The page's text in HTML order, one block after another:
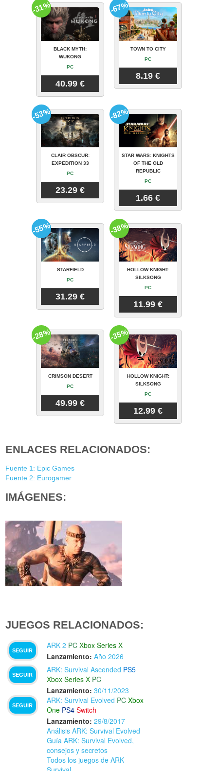
BLACK MYTH:
WUKONG
PC
40.99 €
-31%
TOWN TO CITY
PC
8.19 €
-67%
CLAIR OBSCUR:
EXPEDITION 33
PC
23.29 €
-53%
STAR WARS: KNIGHTS
OF THE OLD
REPUBLIC
PC
1.66 €
-82%
STARFIELD
PC
31.29 €
-55%
HOLLOW KNIGHT:
SILKSONG
PC
11.99 €
-38%
CRIMSON DESERT
PC
49.99 €
-28%
HOLLOW KNIGHT:
SILKSONG
PC
12.99 €
-35%
ENLACES RELACIONADOS:
Fuente 1: Epic Games
Fuente 2: Eurogamer
IMÁGENES:
JUEGOS RELACIONADOS:
SEGUIR
ARK 2 PC Xbox Series X
Lanzamiento: Año 2026
SEGUIR
ARK: Survival Ascended PS5
Xbox Series X PC
Lanzamiento: 30/11/2023
SEGUIR
ARK: Survival Evolved PC Xbox
One PS4 Switch
Lanzamiento: 29/8/2017
Análisis ARK: Survival Evolved
Guía ARK: Survival Evolved,
consejos y secretos
Todos los juegos de ARK